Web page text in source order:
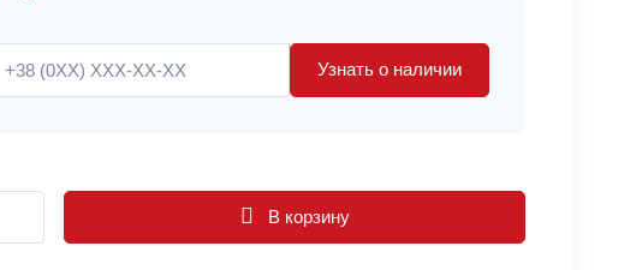
Узнать о наличии
В корзину